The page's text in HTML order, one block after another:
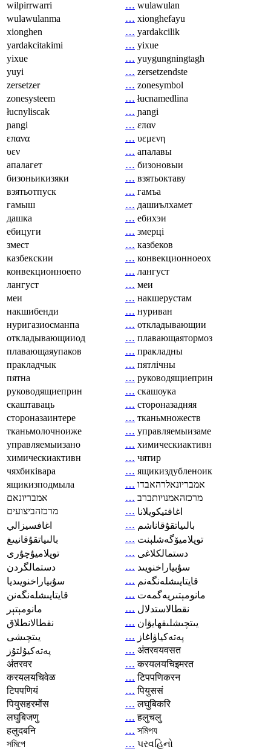
wilpirrwarri
… wulawulan
wulawulanma
… xionghefayu
xionghen
… yardakcilik
yardakcitakimi
… yixue
yixue
… yuygungningtagh
yuyi
… zersetzendste
zersetzer
… zonesymbol
zonesysteem
… łucnamedlina
łucnyliscak
… ɲangi
ɲangi
… επαν
επανα
… υεμενη
υεν
… апалавы
апалагет
… бизоновыи
бизоньикизяки
… взятьоктаву
взятьотпуск
… гамъа
гамыш
… дашиълхамет
дашка
… ебихэи
ебицуги
… змерці
змест
… казбеков
казбекскии
… конвекционноеох
конвекционноепо
… лангуст
лангуст
… меи
меи
… накшерустам
накшибенди
… нуриван
нуригазиосманпа
… откладывающии
откладывающииод
… плавающаятормоз
плавающаяупаков
… пракладны
пракладчык
… пятлічны
пятна
… руководящиеприн
руководящиеприн
… скашоука
скаштаваць
… стороназадняя
стороназаинтере
… тканьмножеств
тканьмолочноиже
… управляемыизаме
управляемыизано
… химическиактивн
химическиактивн
… чятир
чяхбиківара
… ящикиздубленоик
ящикизподмыла
… אמבריונאלרהאבדו
אמבריונאם
… מרכזהאמנויותברב
מרכזהביצועים
… اغافتيكويلانا
اغافسيزالي
… بالىياتقۇقاناشم
بالىياتقۇقانيىغ
… توپلاميۆگەشلېنت
توپلاميۇچۇرى
… دستمالکلاغی
دستمالگردن
… سۇبياراخنويىد
سۇبياراخنويىديا
… قايتايىشلەنگەنم
قايتايىشلەنگەنن
… مانومېتىريەگمەت
مانومېتېر
… نقطالاستدلال
نقطالانطلاق
… يىتچىشلىقھايۋان
يىتچىشى
… پەتەكياۋاغاز
پەتەكيۇلتۇز
… अंतरवयवसत
अंतरवर
… करयलयचिइमरत
करयलयचिवेळ
… टिपपणिकरन
टिपपणियं
… पियुससं
पियुसहरमोंस
… लघुबिकरि
लघुबिजणु
… हलुचलु
हलुदबनि
… সমিপয
সমিপে
… પરવહિનો